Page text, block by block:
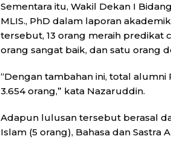
Sementara itu, Wakil Dekan I
MLIS., PhD dalam laporan
tersebut, 13 orang meraih predikat
orang sangat baik, dan satu orang
“Dengan tambahan ini, total
3.654 orang,” kata Nazaruddin.
Adapun lulusan tersebut berasal
Islam (5 orang), Bahasa dan Sastra